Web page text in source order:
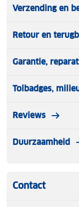
Verzending en
Retour en
Garantie,
Tolbadges,
Reviews
Duurzaamheid
Contact